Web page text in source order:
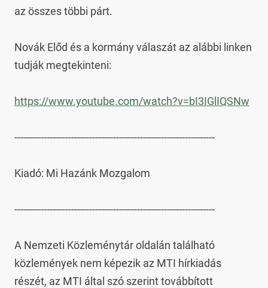
az összes többi párt.
Novák Előd és a kormány válaszát az alábbi linken
tudják megtekinteni:
https://www.youtube.com/watch?v=bI3IGlIQSNw
-------------------------------------------------------------------
Kiadó: Mi Hazánk Mozgalom
-------------------------------------------------------------------
A Nemzeti Közleménytár oldalán található
közlemények nem képezik az MTI hírkiadás
részét, az MTI által szó szerint továbbított